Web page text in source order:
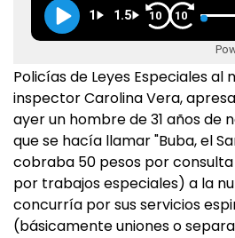
1 1.5 10 10
Policías de Leyes Especiales al
inspector Carolina Vera,
ayer un hombre de 31 años de
que se hacía llamar "Buba, el
cobraba 50 pesos por
por trabajos especiales) a la
concurría por sus servicios
(básicamente uniones o